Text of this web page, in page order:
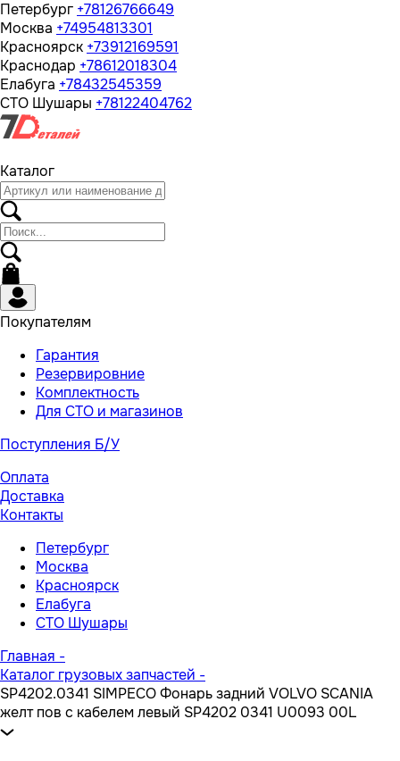
Петербург +78126766649
Москва +74954813301
Красноярск +73912169591
Краснодар +78612018304
Елабуга +78432545359
СТО Шушары +78122404762
Каталог
Покупателям
Гарантия
Резервировние
Комплектность
Для СТО и магазинов
Поступления Б/У
Оплата
Доставка
Контакты
Петербург
Москва
Красноярск
Елабуга
СТО Шушары
Главная -
Каталог грузовых запчастей -
SP4202.0341 SIMPECO Фонарь задний VOLVO SCANIA
желт пов c кабелем левый SP4202 0341 U0093 00L